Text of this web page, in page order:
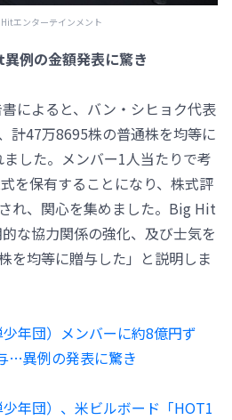
エンターテインメント
例の金額発表に驚き
によると、バン・シヒョク代表
計47万8695株の普通株を均等に
した。メンバー1人当たりで考
を保有することになり、株式評
れ、関心を集めました。Big Hit
な協力関係の強化、及び士気を
を均等に贈与した」と説明しま
少年団）メンバーに約8億円ず
…異例の発表に驚き
少年団）、米ビルボード「HOT1